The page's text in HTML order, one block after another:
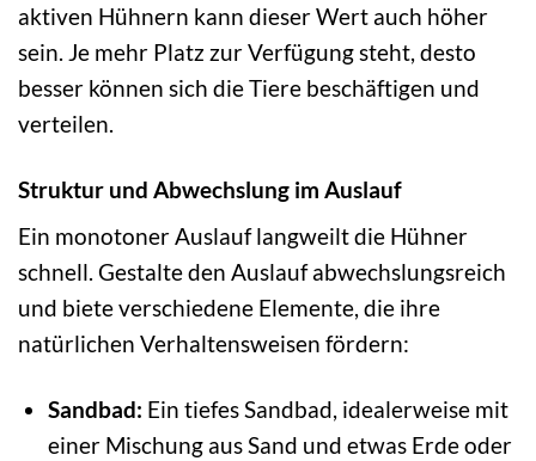
aktiven Hühnern kann dieser Wert auch höher
sein. Je mehr Platz zur Verfügung steht, desto
besser können sich die Tiere beschäftigen und
verteilen.
Struktur und Abwechslung im Auslauf
Ein monotoner Auslauf langweilt die Hühner
schnell. Gestalte den Auslauf abwechslungsreich
und biete verschiedene Elemente, die ihre
natürlichen Verhaltensweisen fördern:
Sandbad: Ein tiefes Sandbad, idealerweise mit
einer Mischung aus Sand und etwas Erde oder